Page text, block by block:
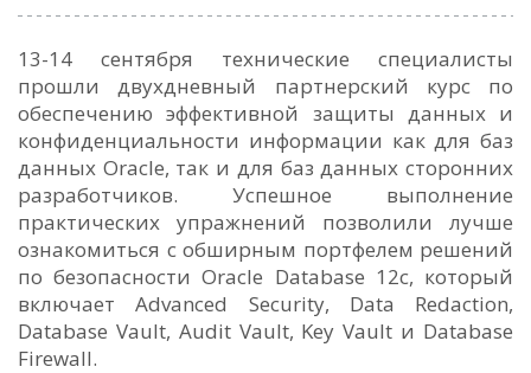
13-14 сентября технические специалисты
прошли двухдневный партнерский курс по
обеспечению эффективной защиты данных и
конфиденциальности информации как для баз
данных Oracle, так и для баз данных сторонних
разработчиков. Успешное выполнение
практических упражнений позволили лучше
ознакомиться с обширным портфелем решений
по безопасности Oracle Database 12c, который
включает Advanced Security, Data Redaction,
Database Vault, Audit Vault, Key Vault и Database
Firewall.